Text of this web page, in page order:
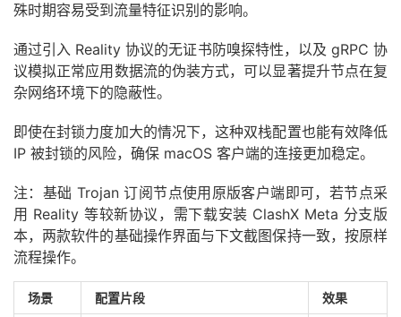
殊时期容易受到流量特征识别的影响。
通过引入 Reality 协议的无证书防嗅探特性，以及 gRPC 协
议模拟正常应用数据流的伪装方式，可以显著提升节点在复
杂网络环境下的隐蔽性。
即使在封锁力度加大的情况下，这种双栈配置也能有效降低
IP 被封锁的风险，确保 macOS 客户端的连接更加稳定。
注：基础 Trojan 订阅节点使用原版客户端即可，若节点采
用 Reality 等较新协议，需下载安装 ClashX Meta 分支版
本，两款软件的基础操作界面与下文截图保持一致，按原样
流程操作。
场景 配置片段 效果